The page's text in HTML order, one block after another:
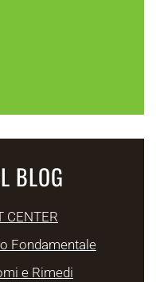
BLOG
CENTER
Fondamentale
e Rimedi